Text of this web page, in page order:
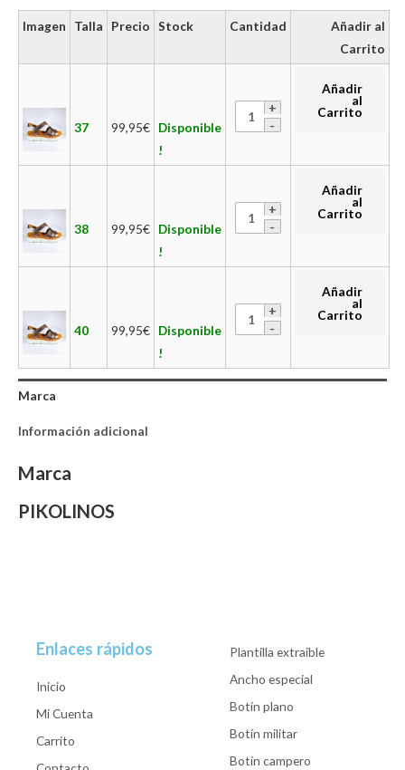
Imagen Talla Precio Stock Cantidad
Añadir al
Carrito
37 99,95€ Disponible
!
Añadir
al
Carrito
38 99,95€ Disponible
!
Añadir
al
Carrito
40 99,95€ Disponible
!
Añadir
al
Carrito
Marca
Información adicional
Marca
PIKOLINOS
Enlaces rápidos
Inicio
Mi Cuenta
Carrito
Plantilla extraible
Ancho especial
Botín plano
Botín militar
Botín campero